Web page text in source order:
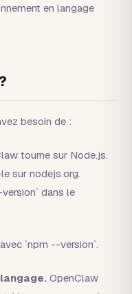
en langage
besoin de :
tourne sur Node.js.
sur nodejs.org.
dans le
`npm --version`.
OpenClaw